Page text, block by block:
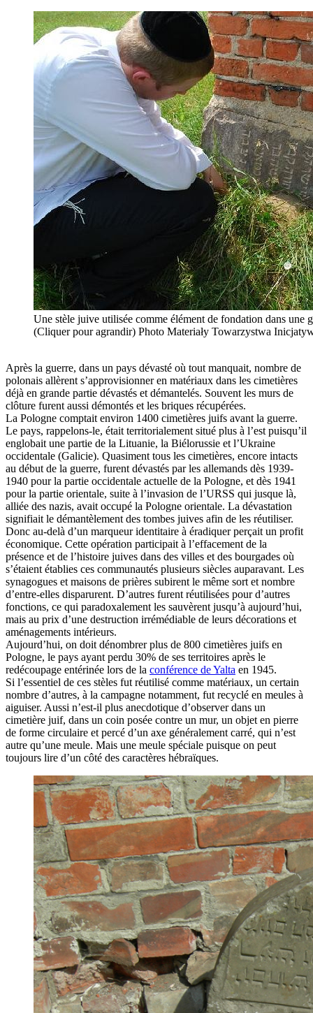
Une stèle juive utilisée comme élément de fondation dans une
(Cliquer pour agrandir) Photo Materiały Towarzystwa
Après la guerre, dans un pays dévasté où tout manquait, nombre de
polonais allèrent s’approvisionner en matériaux dans les cimetières
déjà en grande partie dévastés et démantelés. Souvent les murs de
clôture furent aussi démontés et les briques récupérées.
La Pologne comptait environ 1400 cimetières juifs avant la guerre.
Le pays, rappelons-le, était territorialement situé plus à l’est puisqu’il
englobait une partie de la Lituanie, la Biélorussie et l’Ukraine
occidentale (Galicie). Quasiment tous les cimetières, encore intacts
au début de la guerre, furent dévastés par les allemands dès 1939-
1940 pour la partie occidentale actuelle de la Pologne, et dès 1941
pour la partie orientale, suite à l’invasion de l’URSS qui jusque là,
alliée des nazis, avait occupé la Pologne orientale. La dévastation
signifiait le démantèlement des tombes juives afin de les réutiliser.
Donc au-delà d’un marqueur identitaire à éradiquer perçait un profit
économique. Cette opération participait à l’effacement de la
présence et de l’histoire juives dans des villes et des bourgades où
s’étaient établies ces communautés plusieurs siècles auparavant. Les
synagogues et maisons de prières subirent le même sort et nombre
d’entre-elles disparurent. D’autres furent réutilisées pour d’autres
fonctions, ce qui paradoxalement les sauvèrent jusqu’à aujourd’hui,
mais au prix d’une destruction irrémédiable de leurs décorations et
aménagements intérieurs.
Aujourd’hui, on doit dénombrer plus de 800 cimetières juifs en
Pologne, le pays ayant perdu 30% de ses territoires après le
redécoupage entérinée lors de la conférence de Yalta en 1945.
Si l’essentiel de ces stèles fut réutilisé comme matériaux, un certain
nombre d’autres, à la campagne notamment, fut recyclé en meules à
aiguiser. Aussi n’est-il plus anecdotique d’observer dans un
cimetière juif, dans un coin posée contre un mur, un objet en pierre
de forme circulaire et percé d’un axe généralement carré, qui n’est
autre qu’une meule. Mais une meule spéciale puisque on peut
toujours lire d’un côté des caractères hébraïques.